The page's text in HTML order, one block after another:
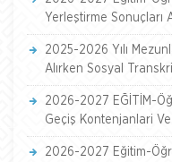
Yerleştirme Sonuçları
2025-2026 Yılı
Alırken Sosyal
2026-2027 EĞİTİM-
Geçiş Kontenjanlari
2026-2027 Eğitim-